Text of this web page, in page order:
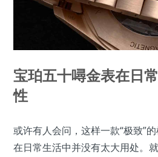
宝珀五十噚金表在日
性
或许有人会问，这样一款“极致”
在日常生活中并没有太大用处。